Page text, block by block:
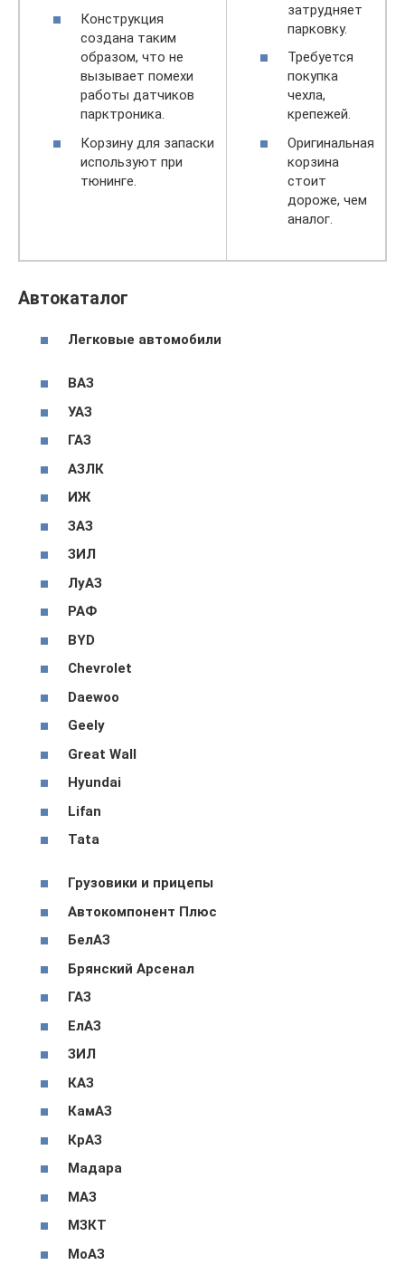
Конструкция
создана таким
образом, что не
вызывает помехи
работы датчиков
парктроника.
Корзину для запаски
используют при
тюнинге.
затрудняет
парковку.
Требуется
покупка
чехла,
крепежей.
Оригинальная
корзина
стоит
дороже, чем
аналог.
Автокаталог
Легковые автомобили
ВАЗ
УАЗ
ГАЗ
АЗЛК
ИЖ
ЗАЗ
ЗИЛ
ЛуАЗ
РАФ
BYD
Chevrolet
Daewoo
Geely
Great Wall
Hyundai
Lifan
Tata
Грузовики и прицепы
Автокомпонент Плюс
БелАЗ
Брянский Арсенал
ГАЗ
ЕлАЗ
ЗИЛ
КАЗ
КамАЗ
КрАЗ
Мадара
МАЗ
МЗКТ
МоАЗ